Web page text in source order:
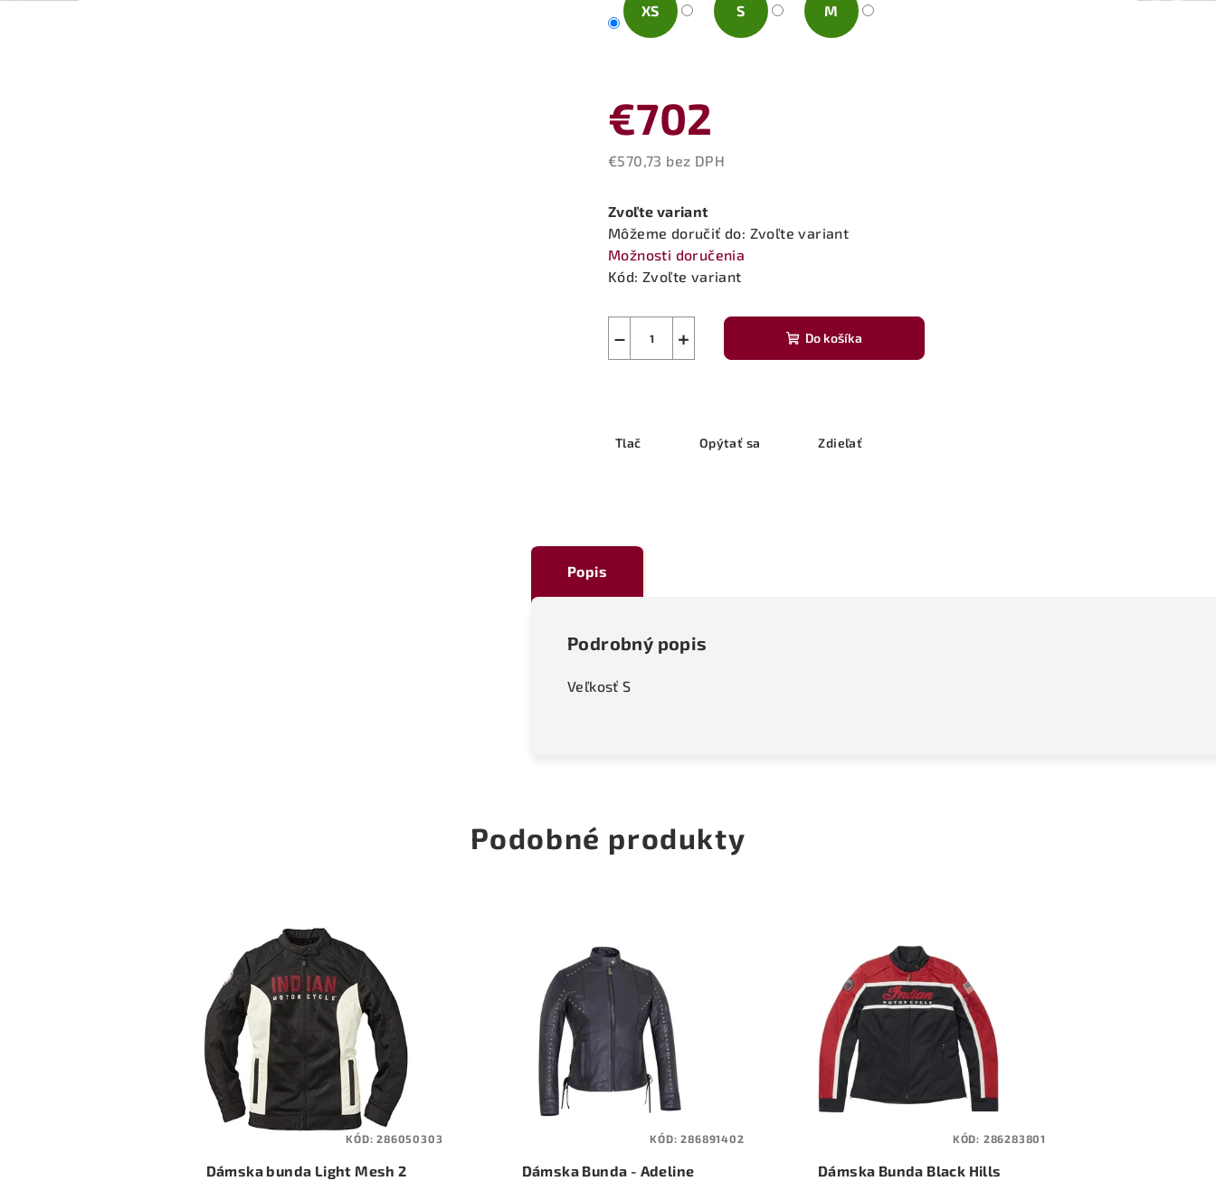
XS S M
€702
€570,73 bez DPH
cena:
Zvoľte variant
Môžeme doručiť do: Zvoľte variant
Možnosti doručenia
Kód: Zvoľte variant
+
− Do košíka
Tlač Opýtať sa Zdieľať
Popis
Podrobný popis
Veľkosť S
Podobné produkty
Dámska bunda Light Mesh 2
KÓD:286050303
Dámska Bunda - Adeline
KÓD:286891402
Dámska Bunda Black Hills
KÓD: 286283801